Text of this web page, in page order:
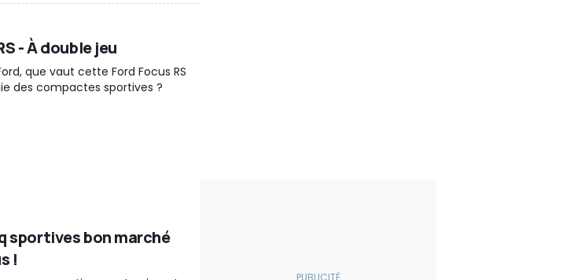
- À double jeu
que vaut cette Ford Focus RS
des compactes sportives ?
sportives bon marché
!